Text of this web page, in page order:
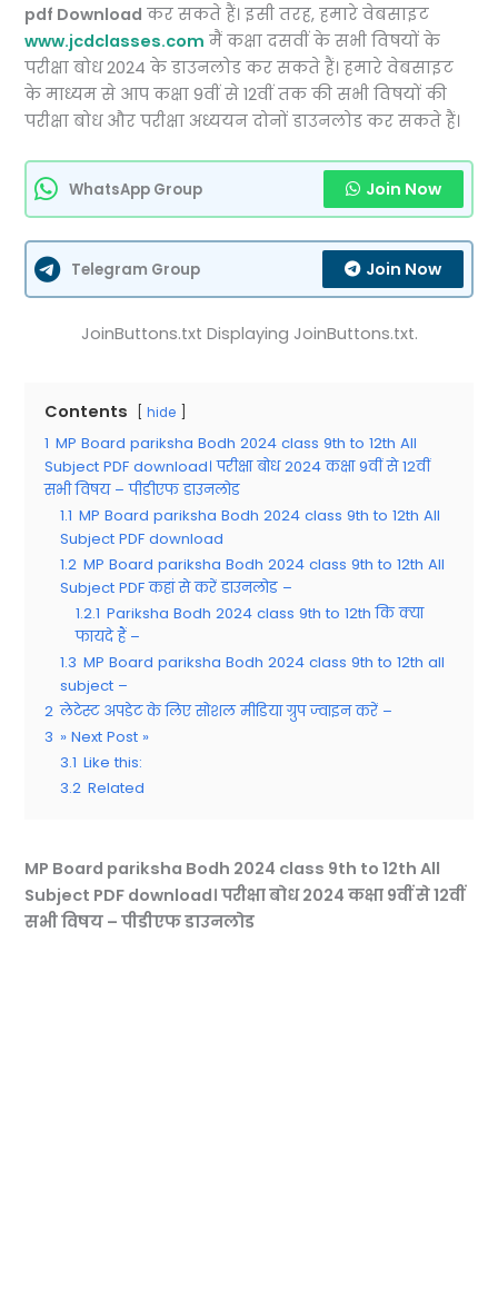
pdf Download कर सकते हैं। इसी तरह, हमारे वेबसाइट
www.jcdclasses.com मैं कक्षा दसवीं के सभी विषयों के
परीक्षा बोध 2024 के डाउनलोड कर सकते हैं। हमारे वेबसाइट
के माध्यम से आप कक्षा 9वीं से 12वीं तक की सभी विषयों की
परीक्षा बोध और परीक्षा अध्ययन दोनों डाउनलोड कर सकते हैं।
WhatsApp Group Join Now
Telegram Group Join Now
JoinButtons.txt Displaying JoinButtons.txt.
Contents hide
1 MP Board pariksha Bodh 2024 class 9th to 12th All
Subject PDF download। परीक्षा बोध 2024 कक्षा 9वीं से 12वीं
सभी विषय – पीडीएफ डाउनलोड
1.1 MP Board pariksha Bodh 2024 class 9th to 12th All
Subject PDF download
1.2 MP Board pariksha Bodh 2024 class 9th to 12th All
Subject PDF कहां से करें डाउनलोड –
1.2.1 Pariksha Bodh 2024 class 9th to 12th कि क्या
फायदे हैं –
1.3 MP Board pariksha Bodh 2024 class 9th to 12th all
subject –
2 लेटेस्ट अपडेट के लिए सोशल मीडिया ग्रुप ज्वाइन करें –
3 » Next Post »
3.1 Like this:
3.2 Related
MP Board pariksha Bodh 2024 class 9th to 12th All
Subject PDF download। परीक्षा बोध 2024 कक्षा 9वीं से 12वीं
सभी विषय – पीडीएफ डाउनलोड